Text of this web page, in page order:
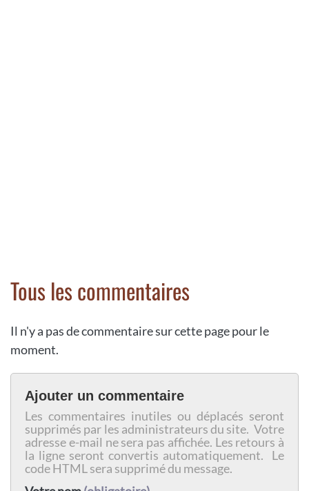
Tous les commentaires
Il n'y a pas de commentaire sur cette page pour le
moment.
Ajouter un commentaire
Les commentaires inutiles ou déplacés seront
supprimés par les administrateurs du site. Votre
adresse e-mail ne sera pas affichée. Les retours à
la ligne seront convertis automatiquement. Le
code HTML sera supprimé du message.